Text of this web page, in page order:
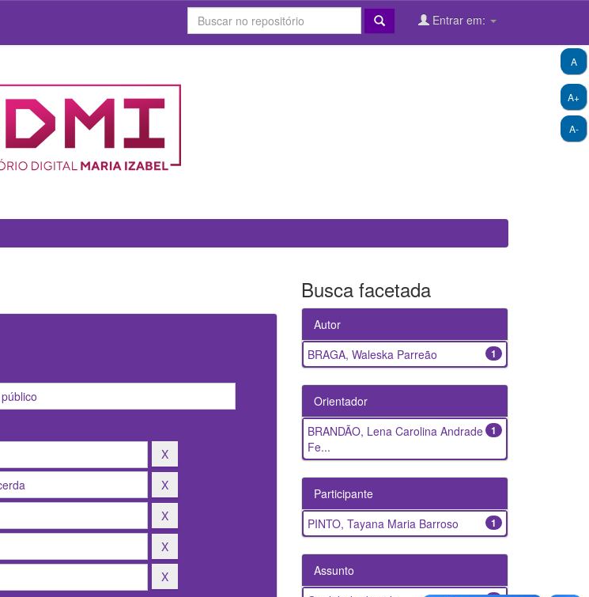
Entrar em:
A+
A-
A
Busca facetada
Autor
1
BRAGA, Waleska Parreão
Orientador
1
BRANDÃO, Lena Carolina Andrade
Fe...
Participante
1
PINTO, Tayana Maria Barroso
Assunto